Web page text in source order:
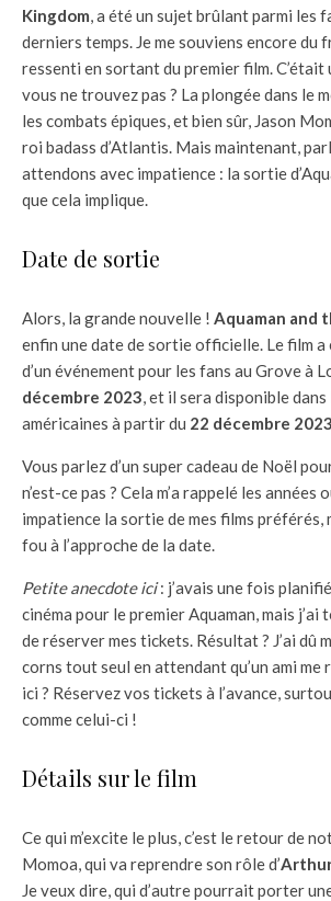
Kingdom, a été un sujet brûlant parmi les
derniers temps. Je me souviens encore du
ressenti en sortant du premier film. C’était
vous ne trouvez pas ? La plongée dans le
les combats épiques, et bien sûr, Jason
roi badass d’Atlantis. Mais maintenant,
attendons avec impatience : la sortie
que cela implique.
Date de sortie
Alors, la grande nouvelle ! Aquaman and
enfin une date de sortie officielle. Le film
d’un événement pour les fans au Grove à
décembre 2023, et il sera disponible dans
américaines à partir du 22 décembre 2023
Vous parlez d’un super cadeau de Noël
n’est-ce pas ? Cela m’a rappelé les années
impatience la sortie de mes films préférés,
fou à l’approche de la date.
Petite anecdote ici: j’avais une fois
cinéma pour le premier Aquaman, mais
de réserver mes tickets. Résultat ? J’ai dû
corns tout seul en attendant qu’un ami me
ici ? Réservez vos tickets à l’avance,
comme celui-ci !
Détails sur le film
Ce qui m’excite le plus, c’est le retour de
Momoa, qui va reprendre son rôle d’
Je veux dire, qui d’autre pourrait porter